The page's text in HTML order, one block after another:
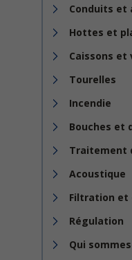
Conduits et
Hottes et
Caissons
Tourelles
Incendie
Bouches et
Traitement
Acoustique
Filtration et
Régulation
Qui